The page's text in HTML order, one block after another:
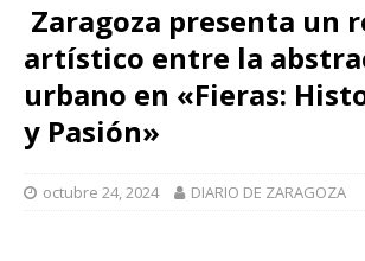
Zaragoza presenta un
artístico entre la
urbano en «Fieras:
y Pasión»
octubre 24, 2024 DIARIO DE ZARAGOZA